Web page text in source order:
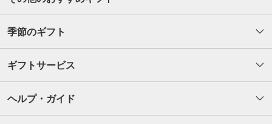
季節のギフト
ギフトサービス
ヘルプ・ガイド